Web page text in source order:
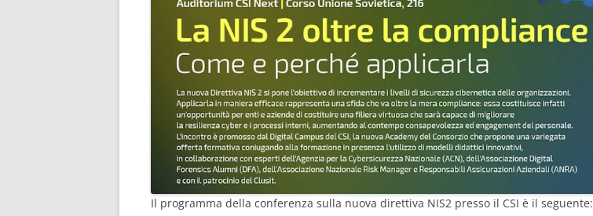
Il programma della conferenza sulla nuova direttiva NIS2 presso il CSI è il seguente: